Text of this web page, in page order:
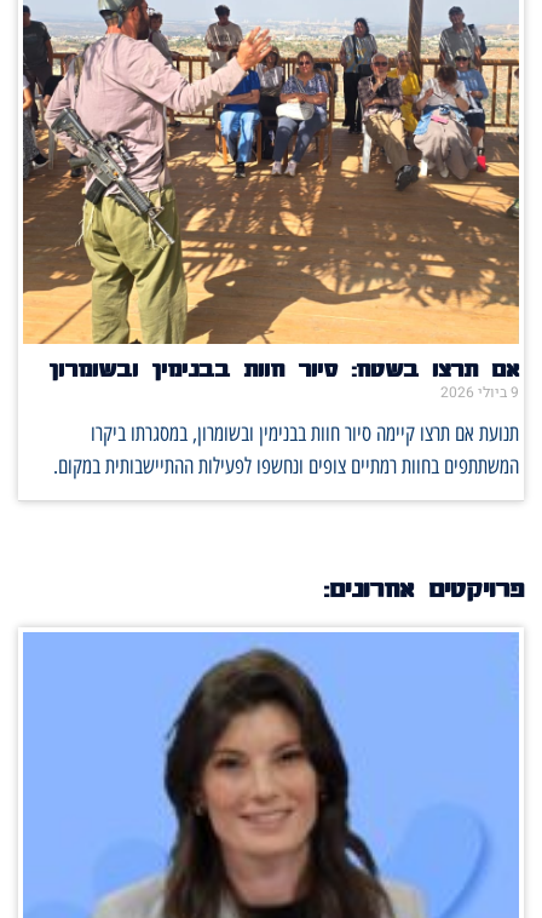
אם תרצו בשטח: סיור חוות בבנימין ובשומרון
9 ביולי 2026
תנועת אם תרצו קיימה סיור חוות בבנימין ובשומרון, במסגרתו ביקרו
המשתתפים בחוות רמתיים צופים ונחשפו לפעילות ההתיישבותית במקום.
פרויקטים אחרונים: